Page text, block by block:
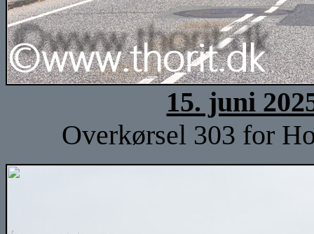
15. juni
Overkørsel 303 for